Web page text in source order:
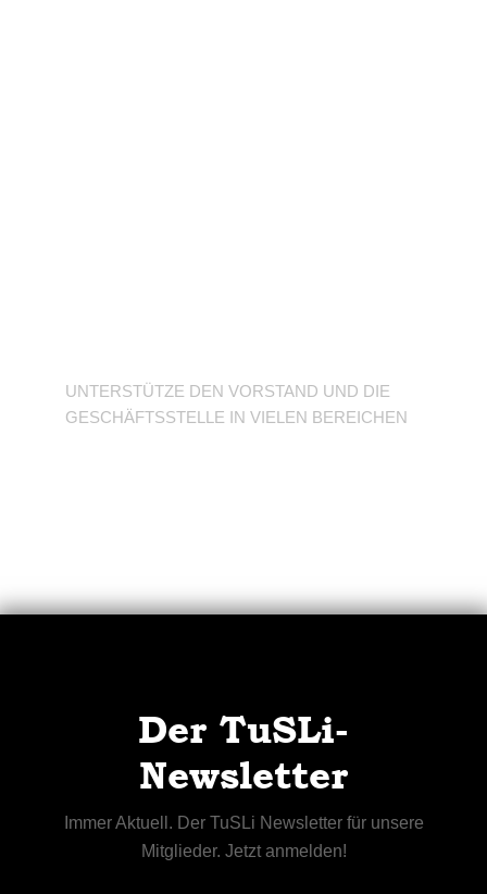
UNTERSTÜTZE DEN VORSTAND UND DIE
GESCHÄFTSSTELLE IN VIELEN BEREICHEN
Der TuSLi-
Newsletter
Immer Aktuell. Der TuSLi Newsletter für unsere
Mitglieder. Jetzt anmelden!